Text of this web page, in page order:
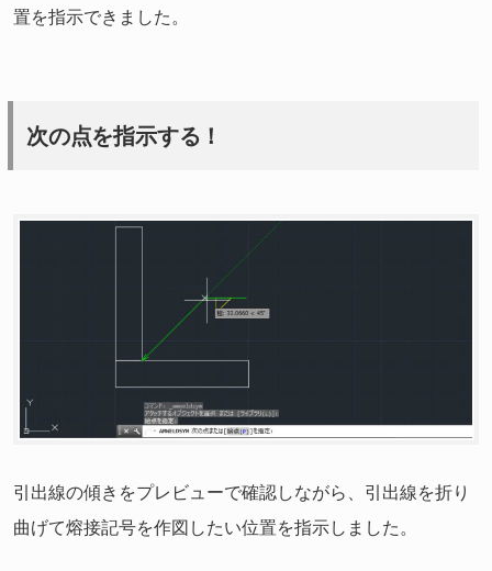
置を指示できました。
次の点を指示する！
引出線の傾きをプレビューで確認しながら、引出線を折り
曲げて熔接記号を作図したい位置を指示しました。